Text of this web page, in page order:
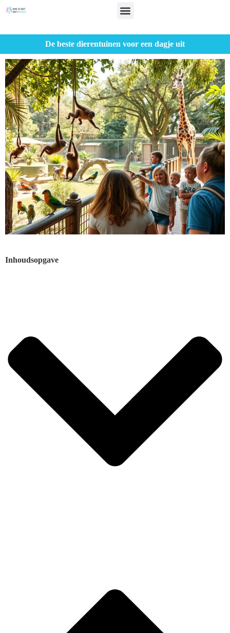
De beste dierentuinen voor een dagje uit
Inhoudsopgave